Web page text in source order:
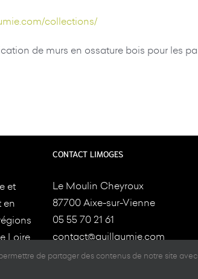
collections/
de murs en ossature bois pour les
et
en
Loire
CONTACT LIMOGES
Le Moulin Cheyroux
87700 Aixe-sur-Vienne
05 55 70 21 61
contact@guillaumie.com
CONTACT TOULOUSE
de partager des contenus de notre site